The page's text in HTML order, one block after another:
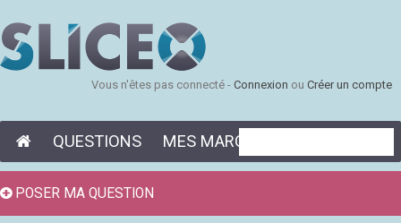
Vous n'êtes pas connecté - Connexion ou Créer un compte
QUESTIONS MES MARQUE-PAGES
POSER MA QUESTION